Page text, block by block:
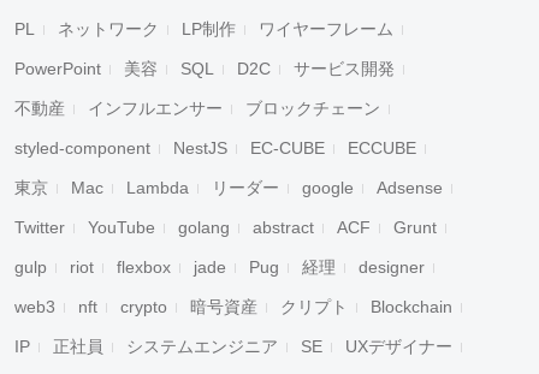
PL ネットワーク LP制作 ワイヤーフレーム
PowerPoint 美容 SQL D2C サービス開発
不動産 インフルエンサー ブロックチェーン
styled-component NestJS EC-CUBE ECCUBE
東京 Mac Lambda リーダー google Adsense
Twitter YouTube golang abstract ACF Grunt
gulp riot flexbox jade Pug 経理 designer
web3 nft crypto 暗号資産 クリプト Blockchain
IP 正社員 システムエンジニア SE UXデザイナー